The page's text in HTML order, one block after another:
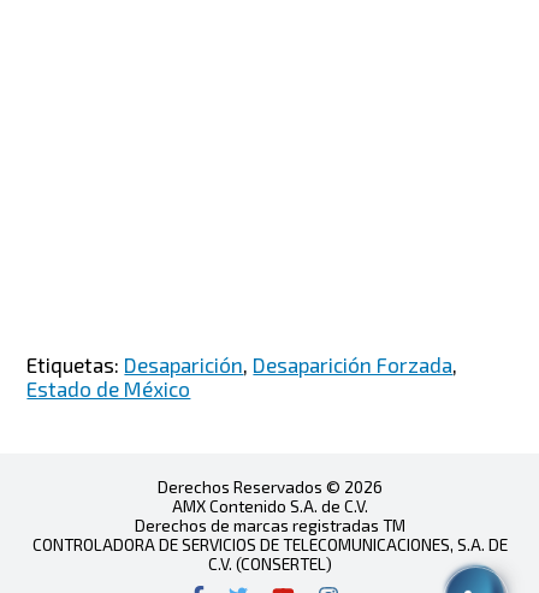
Etiquetas: Desaparición Desaparición Forzada
Estado de México
Derechos Reservados © 2026
AMX Contenido S.A. de C.V.
Derechos de marcas registradas TM
CONTROLADORA DE SERVICIOS DE TELECOMUNICACIONES, S.A. DE
C.V. (CONSERTEL)